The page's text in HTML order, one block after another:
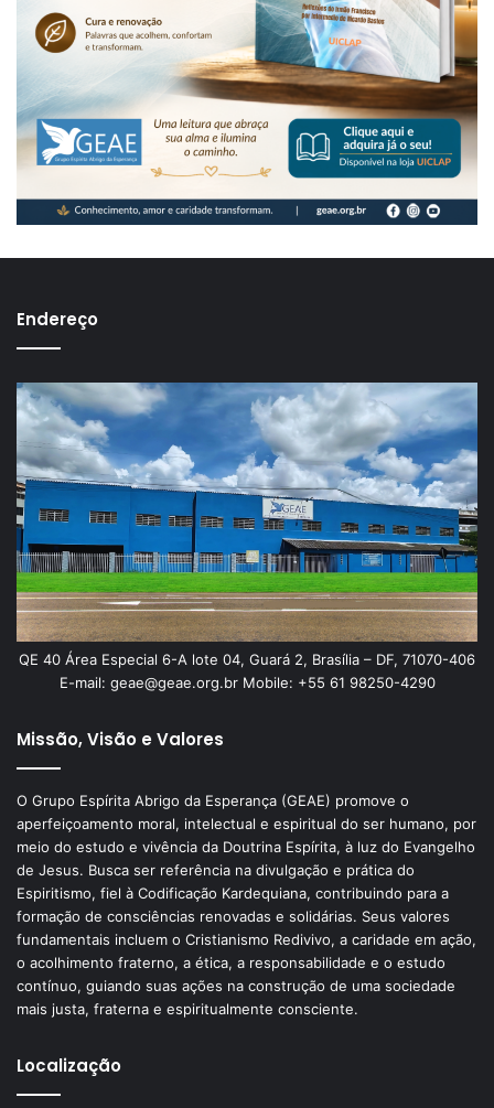
Endereço
QE 40 Área Especial 6-A lote 04, Guará 2, Brasília – DF, 71070-406
E-mail: geae@geae.org.br Mobile: +55 61 98250-4290
Missão, Visão e Valores
O Grupo Espírita Abrigo da Esperança (GEAE) promove o
aperfeiçoamento moral, intelectual e espiritual do ser humano, por
meio do estudo e vivência da Doutrina Espírita, à luz do Evangelho
de Jesus. Busca ser referência na divulgação e prática do
Espiritismo, fiel à Codificação Kardequiana, contribuindo para a
formação de consciências renovadas e solidárias. Seus valores
fundamentais incluem o Cristianismo Redivivo, a caridade em ação,
o acolhimento fraterno, a ética, a responsabilidade e o estudo
contínuo, guiando suas ações na construção de uma sociedade
mais justa, fraterna e espiritualmente consciente.
Localização